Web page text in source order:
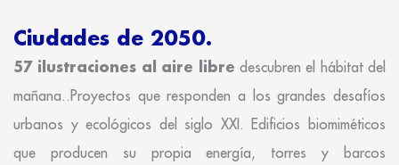
Ciudades de 2050.
57 ilustraciones al aire libre descubren el hábitat del
mañana..Proyectos que responden a los grandes desafíos
urbanos y ecológicos del siglo XXI. Edificios biomiméticos
que producen su propia energía, torres y barcos